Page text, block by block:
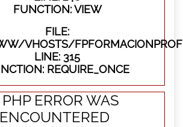
FUNCTION: VIEW
FILE:
VHOSTS/
LINE: 315
REQUIRE_ONCE
ERROR WAS
ENCOUNTERED